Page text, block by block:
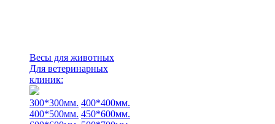
Весы для животных
Для ветеринарных
клиник:
300*300мм. 400*400мм.
400*500мм. 450*600мм.